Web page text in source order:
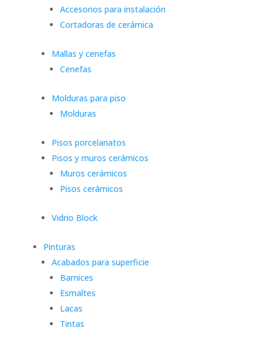
Accesorios para instalación
Cortadoras de cerámica
Mallas y cenefas
Cenefas
Molduras para piso
Molduras
Pisos porcelanatos
Pisos y muros cerámicos
Muros cerámicos
Pisos cerámicos
Vidrio Block
Pinturas
Acabados para superficie
Barnices
Esmaltes
Lacas
Tintas